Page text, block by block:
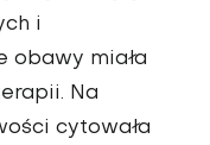
i
obawy miała
Na
cytowała